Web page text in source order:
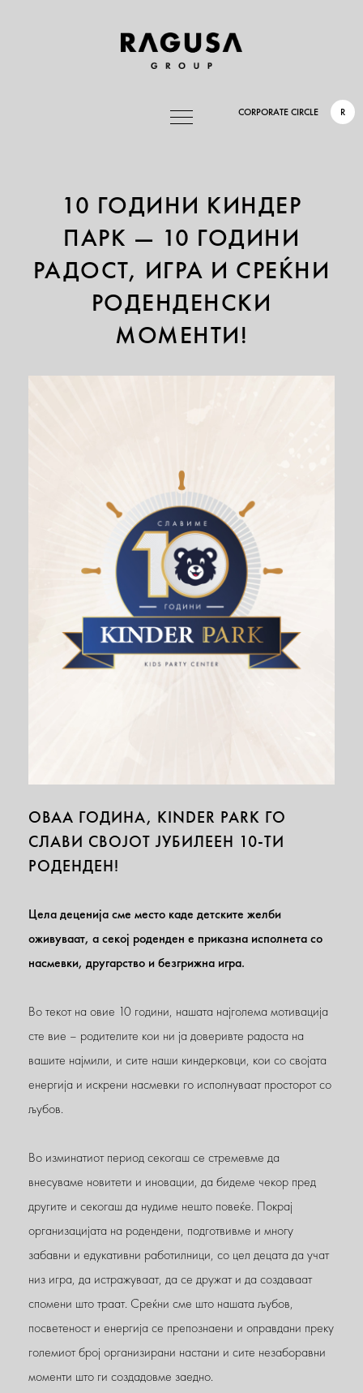
CORPORATE CIRCLE R
10 ГОДИНИ КИНДЕР
ПАРК — 10 ГОДИНИ
РАДОСТ, ИГРА И СРЕЌНИ
РОДЕНДЕНСКИ
МОМЕНТИ!
ОВАА ГОДИНА, KINDER PARK ГО
СЛАВИ СВОЈОТ ЈУБИЛЕЕН 10-ТИ
РОДЕНДЕН!
Цела деценија сме место каде детските желби
оживуваат, а секој роденден е приказна исполнета со
насмевки, другарство и безгрижна игра.
Во текот на овие 10 години, нашата најголема мотивација
сте вие – родителите кои ни ја доверивте радоста на
вашите најмили, и сите наши киндерковци, кои со својата
енергија и искрени насмевки го исполнуваат просторот со
љубов.
Во изминатиот период секогаш се стремевме да
внесуваме новитети и иновации, да бидеме чекор пред
другите и секогаш да нудиме нешто повеќе. Покрај
организацијата на родендени, подготвивме и многу
забавни и едукативни работилници, со цел децата да учат
низ игра, да истражуваат, да се дружат и да создаваат
спомени што траат. Среќни сме што нашата љубов,
посветеност и енергија се препознаени и оправдани преку
големиот број организирани настани и сите незаборавни
моменти што ги создадовме заедно.